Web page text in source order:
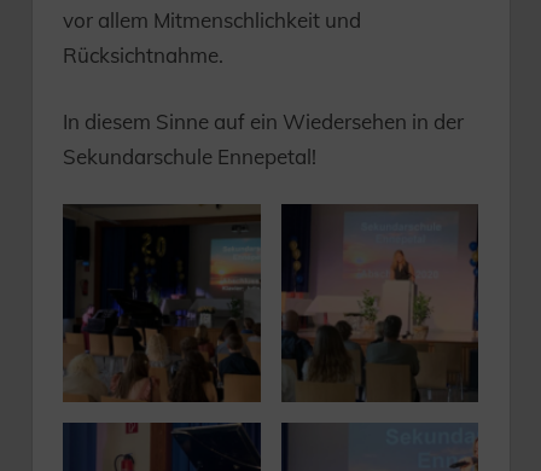
vor allem Mitmenschlichkeit und
Rücksichtnahme.
In diesem Sinne auf ein Wiedersehen in der
Sekundarschule Ennepetal!